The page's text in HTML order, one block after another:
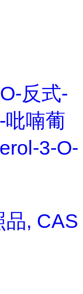
反式-
吡喃葡
3-O-
品, CAS